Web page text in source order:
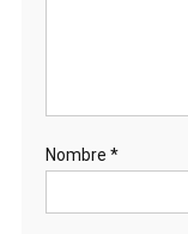
Nombre *